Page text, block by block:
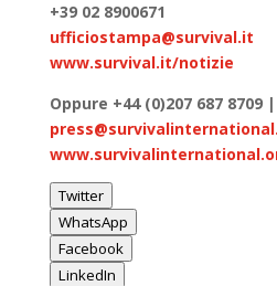
+39 02 8900671
ufficiostampa@survival.it
www.survival.it/notizie
Oppure +44 (0)207 687 8709
Twitter
WhatsApp
Facebook
LinkedIn